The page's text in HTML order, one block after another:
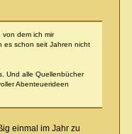
dem ich mir
es schon seit Jahren nicht
Und alle Quellenbücher
Abenteuerideen
einmal im Jahr zu